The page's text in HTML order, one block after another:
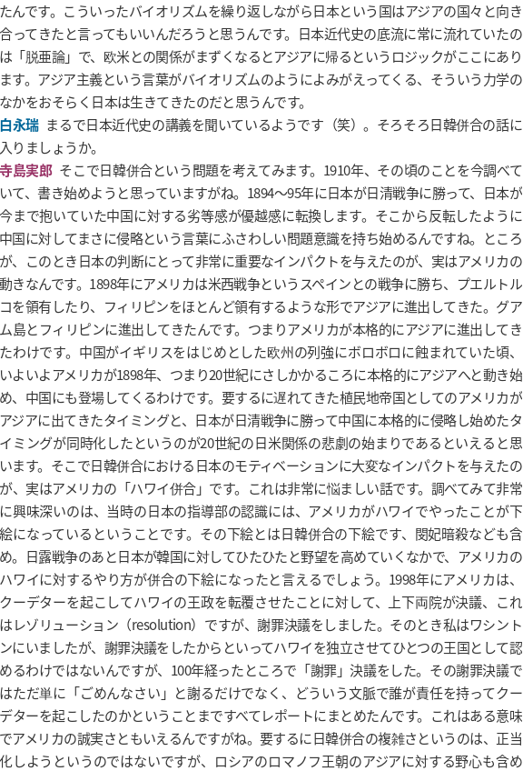
たんです。こういったバイオリズムを繰り返しながら日本という国はアジアの国々と向き
合ってきたと言ってもいいんだろうと思うんです。日本近代史の底流に常に流れていたの
は「脱亜論」で、欧米との関係がまずくなるとアジアに帰るというロジックがここにあり
ます。アジア主義という言葉がバイオリズムのようによみがえってくる、そういう力学の
なかをおそらく日本は生きてきたのだと思うんです。
白永瑞 まるで日本近代史の講義を聞いているようです（笑）。そろそろ日韓併合の話に
入りましょうか。
寺島実郎 そこで日韓併合という問題を考えてみます。1910年、その頃のことを今調べて
いて、書き始めようと思っていますがね。1894～95年に日本が日清戦争に勝って、日本が
今まで抱いていた中国に対する劣等感が優越感に転換します。そこから反転したように
中国に対してまさに侵略という言葉にふさわしい問題意識を持ち始めるんですね。ところ
が、このとき日本の判断にとって非常に重要なインパクトを与えたのが、実はアメリカの
動きなんです。1898年にアメリカは米西戦争というスペインとの戦争に勝ち、プエルトル
コを領有したり、フィリピンをほとんど領有するような形でアジアに進出してきた。グア
ム島とフィリピンに進出してきたんです。つまりアメリカが本格的にアジアに進出してき
たわけです。中国がイギリスをはじめとした欧州の列強にボロボロに蝕まれていた頃、
いよいよアメリカが1898年、つまり20世紀にさしかかるころに本格的にアジアへと動き始
め、中国にも登場してくるわけです。要するに遅れてきた植民地帝国としてのアメリカが
アジアに出てきたタイミングと、日本が日清戦争に勝って中国に本格的に侵略し始めたタ
イミングが同時化したというのが20世紀の日米関係の悲劇の始まりであるといえると思
います。そこで日韓併合における日本のモティベーションに大変なインパクトを与えたの
が、実はアメリカの「ハワイ併合」です。これは非常に悩ましい話です。調べてみて非常
に興味深いのは、当時の日本の指導部の認識には、アメリカがハワイでやったことが下
絵になっているということです。その下絵とは日韓併合の下絵です、閔妃暗殺なども含
め。日露戦争のあと日本が韓国に対してひたひたと野望を高めていくなかで、アメリカの
ハワイに対するやり方が併合の下絵になったと言えるでしょう。1998年にアメリカは、
クーデターを起こしてハワイの王政を転覆させたことに対して、上下両院が決議、これ
はレゾリューション（resolution）ですが、謝罪決議をしました。そのとき私はワシント
ンにいましたが、謝罪決議をしたからといってハワイを独立させてひとつの王国として認
めるわけではないんですが、100年経ったところで「謝罪」決議をした。その謝罪決議で
はただ単に「ごめんなさい」と謝るだけでなく、どういう文脈で誰が責任を持ってクー
デターを起こしたのかということまですべてレポートにまとめたんです。これはある意味
でアメリカの誠実さともいえるんですがね。要するに日韓併合の複雑さというのは、正当
化しようというのではないですが、ロシアのロマノフ王朝のアジアに対する野心も含め